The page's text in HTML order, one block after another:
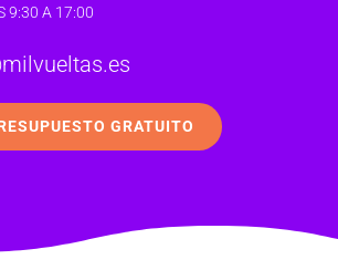
9:30 A 17:00
GRATUITO